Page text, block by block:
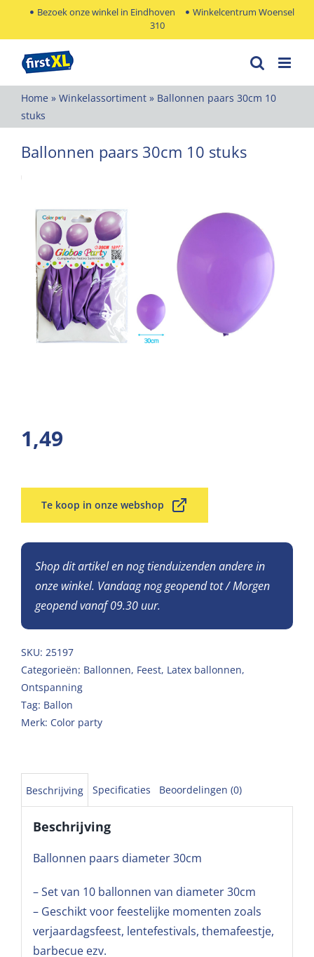
Bezoek onze winkel in Eindhoven
Winkelcentrum Woensel
310
Home » Winkelassortiment » Ballonnen paars 30cm 10
stuks
Ballonnen paars 30cm 10 stuks
1,49
Te koop in onze webshop
Shop dit artikel en nog tienduizenden andere in
onze winkel. Vandaag nog geopend tot / Morgen
geopend vanaf 09.30 uur.
SKU: 25197
Categorieën: Ballonnen, Feest, Latex ballonnen,
Ontspanning
Tag: Ballon
Merk: Color party
Beschrijving Specificaties Beoordelingen (0)
Beschrijving
Ballonnen paars diameter 30cm
– Set van 10 ballonnen van diameter 30cm
– Geschikt voor feestelijke momenten zoals
verjaardagsfeest, lentefestivals, themafeestje,
barbecue ezv.